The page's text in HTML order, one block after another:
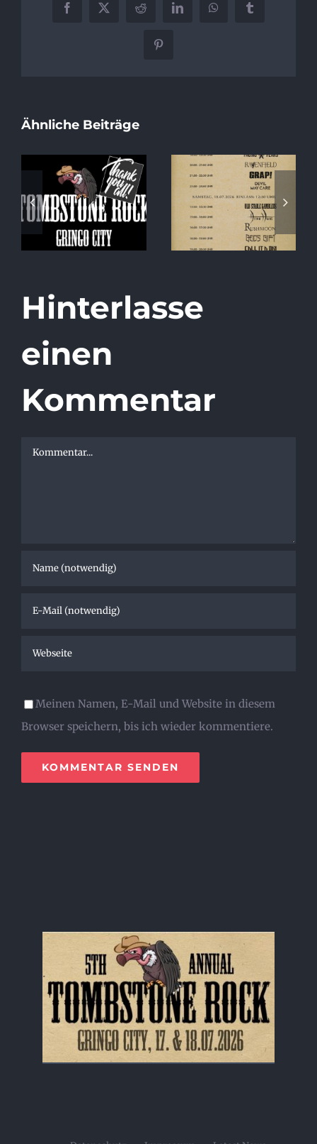
Facebook
X Reddit LinkedInWhatsAppTumblr
Pinterest
Ähnliche Beiträge
Running Order
2026
Special Album
Release Show
at Tombstone
Rock!
Hinterlasse
einen
Kommentar
Kommentar
Meinen Namen, E-Mail und Website in diesem
Browser speichern, bis ich wieder kommentiere.